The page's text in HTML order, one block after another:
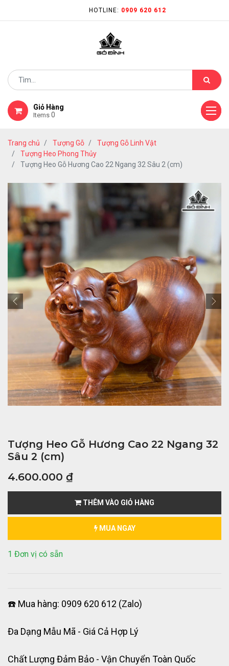
HOTLINE: 0909 620 612
Giỏ Hàng
Items 0
Trang chủ Tượng Gỗ
Tượng Gỗ Linh Vật
Tượng Heo Phong Thủy
Tượng Heo Gỗ Hương Cao 22 Ngang 32 Sâu 2 (cm)
Tượng Heo Gỗ Hương Cao 22 Ngang 32
Sâu 2 (cm)
4.600.000 ₫
THÊM VÀO GIỎ HÀNG
MUA NGAY
1 Đơn vị có sẵn
☎️ Mua hàng: 0909 620 612 (Zalo)
Đa Dạng Mẫu Mã - Giá Cả Hợp Lý
Chất Lượng Đảm Bảo - Vận Chuyển Toàn Quốc